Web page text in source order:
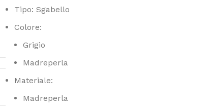
Tipo: Sgabello
Colore:
Grigio
Madreperla
Materiale:
Madreperla